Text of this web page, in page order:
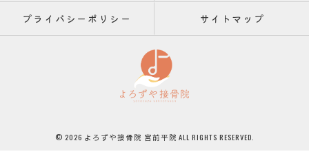
プライバシーポリシー サイトマップ
© 2026 よろずや接骨院 宮前平院 ALL RIGHTS RESERVED.